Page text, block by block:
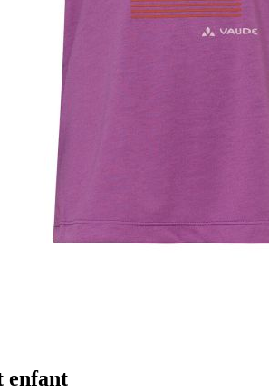
enfant